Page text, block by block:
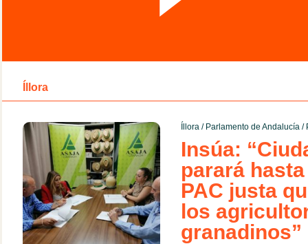
Íllora
Íllora/ Parlamento de Andalucía/
Insúa:
parará
PAC justa
los
granadinos”